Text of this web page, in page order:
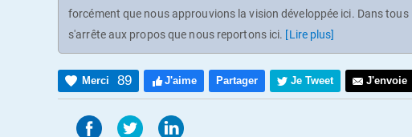
forcément que nous approuvions la vision développée ici. Dans
s'arrête aux propos que nous reportons ici. [Lire plus]
Merci 89 J'aime Partager Je Tweet J'envoie